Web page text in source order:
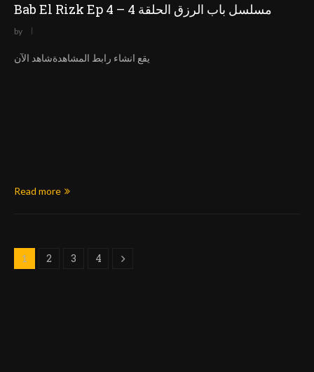
Bab El Rizk Ep 4 – مسلسل باب الرزق الحلقة 4
by
يقع انشاء رابط المشاهدةشاهد الآن
Read more
1 2 3 4